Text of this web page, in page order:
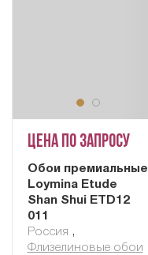
Цена по запросу
Обои премиальные
Loymina Etude
Shan Shui ETD12
011
Россия ,
Флизелиновые обои